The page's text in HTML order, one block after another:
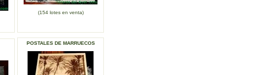
(154 lotes en venta)
POSTALES DE MARRUECOS